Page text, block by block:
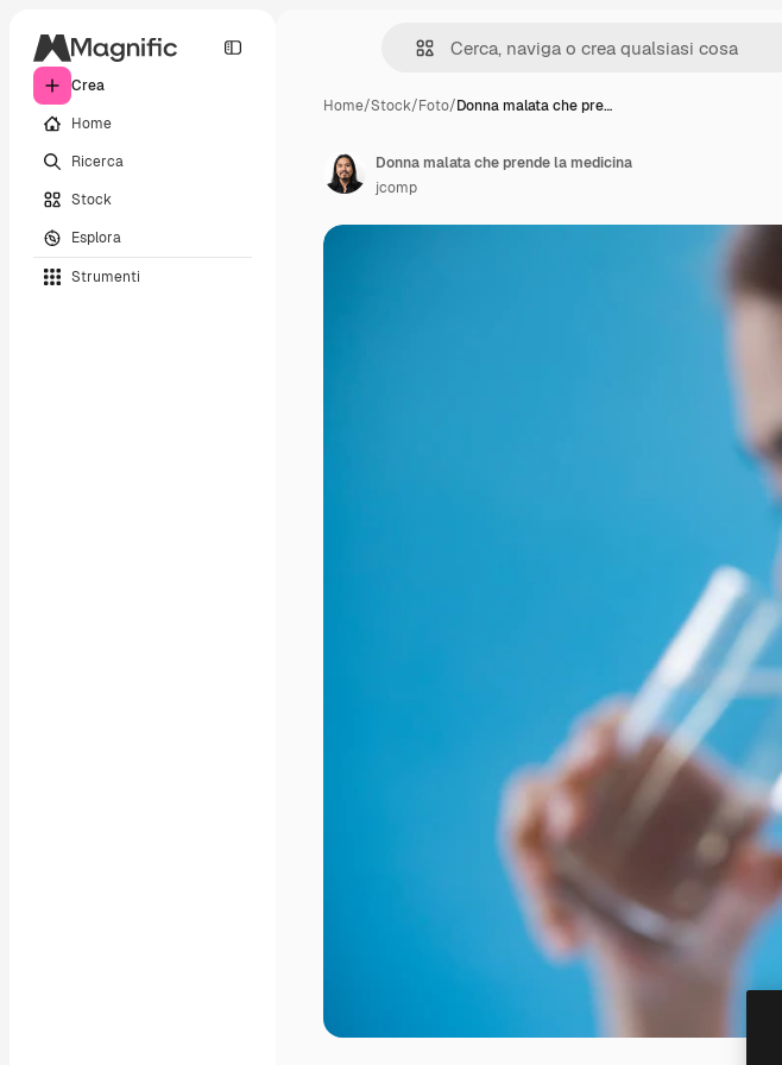
Crea
Home
Ricerca
Stock
Esplora
Strumenti
Home/Stock/Foto/Donna malata che pre…
Donna malata che prende la medicina
jcomp